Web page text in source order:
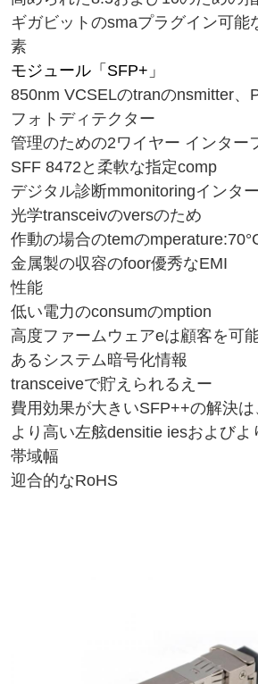
ギガビットのsmaプラグイン可能
素
モジュール「SFP+」
850nm VCSELのtranのnsmitter、
フォトディテクター
管理のための2ワイヤー インター
SFF 8472と柔軟な指定comp
デジタル診断mmonitoringインタ
光学transceivのversのため
作動の場合のtemの
金属製の収容のfoor優秀なEMI
性能
低い電力のconsumのmption
高度ファームウェアeは顧客を可
あるシステム暗号化情報
transceiveで貯えられるえー
費用効果が大きいSFP++の解決
より高い左舷densitie iesおよびよ
帯域幅
迎合的なRoHS